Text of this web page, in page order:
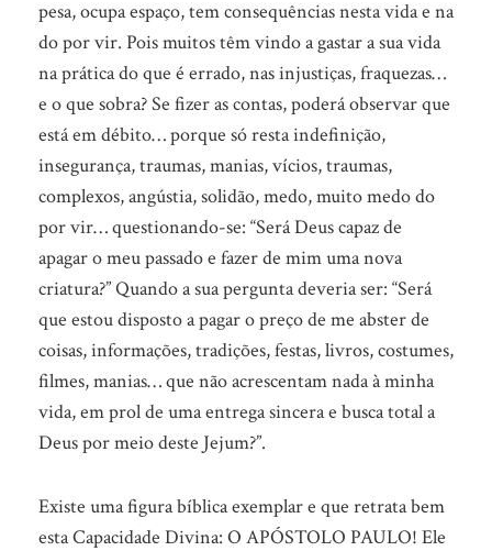
pesa, ocupa espaço, tem consequências nesta vida e na
do por vir. Pois muitos têm vindo a gastar a sua vida
na prática do que é errado, nas injustiças, fraquezas…
e o que sobra? Se fizer as contas, poderá observar que
está em débito… porque só resta indefinição,
insegurança, traumas, manias, vícios, traumas,
complexos, angústia, solidão, medo, muito medo do
por vir… questionando-se: “Será Deus capaz de
apagar o meu passado e fazer de mim uma nova
criatura?” Quando a sua pergunta deveria ser: “Será
que estou disposto a pagar o preço de me abster de
coisas, informações, tradições, festas, livros, costumes,
filmes, manias… que não acrescentam nada à minha
vida, em prol de uma entrega sincera e busca total a
Deus por meio deste Jejum?”.
Existe uma figura bíblica exemplar e que retrata bem
esta Capacidade Divina: O APÓSTOLO PAULO! Ele